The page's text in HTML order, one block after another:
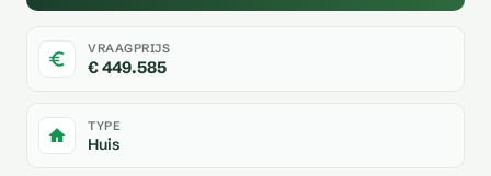
VRAAGPRIJS
€ 449.585
TYPE
Huis